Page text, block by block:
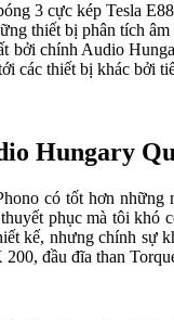
3 cực kép Tesla
thiết bị phân tích
chính Audio
các thiết bị khác
Hungary
có tốt hơn
phục mà tôi
kế, nhưng chính
đầu đĩa than